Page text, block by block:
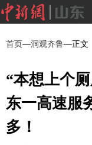
首页—洞观齐鲁—正文
“本想上个
东一高速服
多！